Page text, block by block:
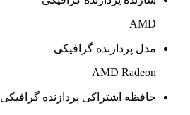
AMD
مدل پردازنده گرافیکی
AMD Radeon
حافظه اشتراکی پردازنده گرافیکی